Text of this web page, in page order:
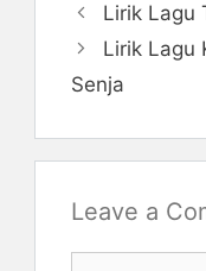
Lirik Lagu
Lirik Lagu
Senja
Leave a